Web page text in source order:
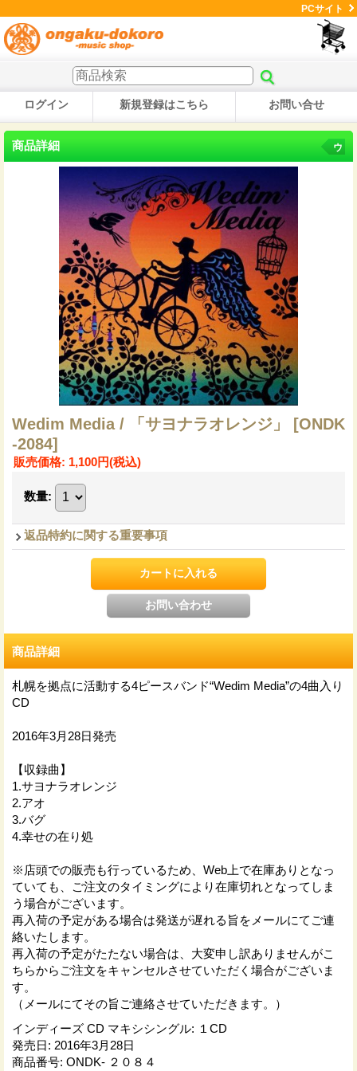
PCサイト
ログイン 新規登録はこちら お問い合せ
商品詳細 ウ
Wedim Media / 「サヨナラオレンジ」 [ONDK
-2084]
販売価格: 1,100円(税込)
数量:
返品特約に関する重要事項
商品詳細
札幌を拠点に活動する4ピースバンド“Wedim Media”の4曲入り
CD
2016年3月28日発売
【収録曲】
1.サヨナラオレンジ
2.アオ
3.バグ
4.幸せの在り処
※店頭での販売も行っているため、Web上で在庫ありとなっ
ていても、ご注文のタイミングにより在庫切れとなってしま
う場合がございます。
再入荷の予定がある場合は発送が遅れる旨をメールにてご連
絡いたします。
再入荷の予定がたたない場合は、大変申し訳ありませんがこ
ちらからご注文をキャンセルさせていただく場合がございま
す。
（メールにてその旨ご連絡させていただきます。）
インディーズ CD マキシシングル: １CD
発売日: 2016年3月28日
商品番号: ONDK- ２０８４